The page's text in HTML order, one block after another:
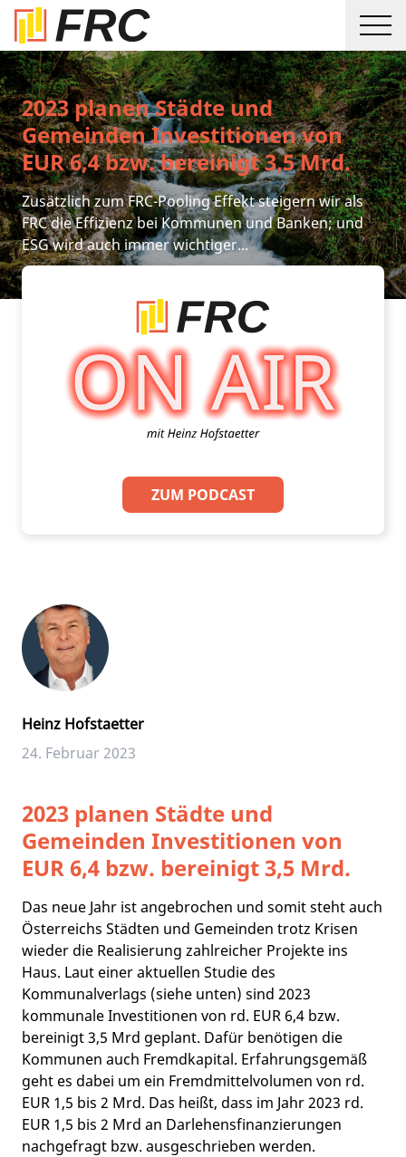
2023 planen Städte und
Gemeinden Investitionen von
EUR 6,4 bzw. bereinigt 3,5 Mrd.
Zusätzlich zum FRC-Pooling Effekt steigern wir als
FRC die Effizienz bei Kommunen und Banken; und
ESG wird auch immer wichtiger...
ZUM PODCAST
Heinz Hofstaetter
24. Februar 2023
2023 planen Städte und
Gemeinden Investitionen von
EUR 6,4 bzw. bereinigt 3,5 Mrd.
Das neue Jahr ist angebrochen und somit steht auch
Österreichs Städten und Gemeinden trotz Krisen
wieder die Realisierung zahlreicher Projekte ins
Haus. Laut einer aktuellen Studie des
Kommunalverlags (siehe unten) sind 2023
kommunale Investitionen von rd. EUR 6,4 bzw.
bereinigt 3,5 Mrd geplant. Dafür benötigen die
Kommunen auch Fremdkapital. Erfahrungsgemäß
geht es dabei um ein Fremdmittelvolumen von rd.
EUR 1,5 bis 2 Mrd. Das heißt, dass im Jahr 2023 rd.
EUR 1,5 bis 2 Mrd an Darlehensfinanzierungen
nachgefragt bzw. ausgeschrieben werden.